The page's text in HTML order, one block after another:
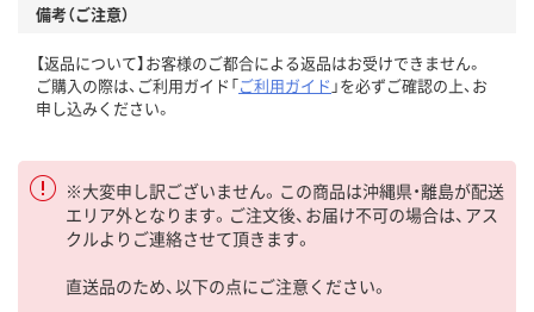
備考（ご注意）
【返品について】お客様のご都合による返品はお受けできません。
ご購入の際は、ご利用ガイド「ご利用ガイド 」を必ずご確認の上、お
申し込みください。
※大変申し訳ございません。この商品は沖縄県・離島が配送
エリア外となります。ご注文後、お届け不可の場合は、アス
クルよりご連絡させて頂きます。
直送品のため、以下の点にご注意ください。